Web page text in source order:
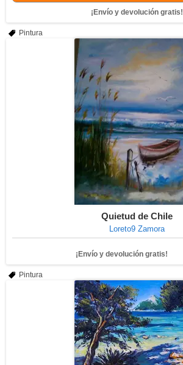
¡Envío y devolución gratis!
Pintura
Quietud de Chile
Loreto9 Zamora
¡Envío y devolución gratis!
Pintura